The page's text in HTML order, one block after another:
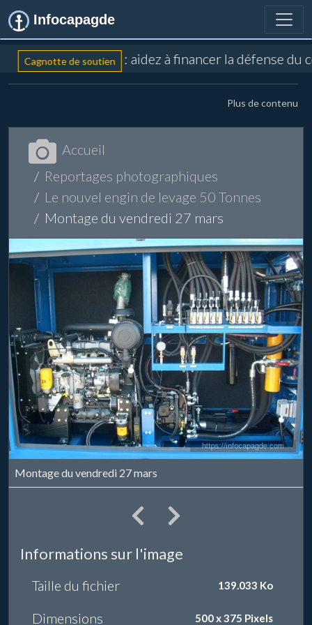
Infocapagde
Cagnotte de soutien : aidez à financer la défense
Plus de contenu
Accueil
Reportages photographiques
Le nouvel engin de levage 50 Tonnes
Montage du vendredi 27 mars
Montage du vendredi 27 mars
Informations sur l'image
Taille du fichier 139.033 Ko
Dimensions 500 x 375 Pixels